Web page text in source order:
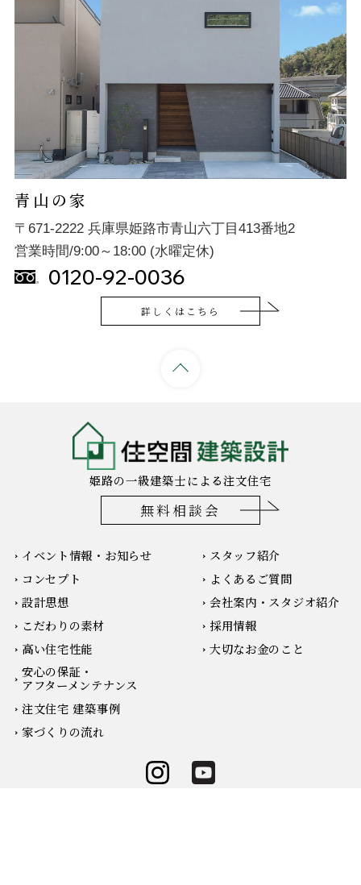
青山の家
〒671-2222 兵庫県姫路市青山六丁目413番地2
営業時間/9:00～18:00 (水曜定休)
0120-92-0036
詳しくはこちら
姫路の一級建築士による注文住宅
無料相談会
イベント情報・お知らせ
コンセプト
設計思想
こだわりの素材
高い住宅性能
安心の保証・
アフターメンテナンス
注文住宅 建築事例
家づくりの流れ
スタッフ紹介
よくあるご質問
会社案内・スタジオ紹介
採用情報
大切なお金のこと
無料相談会の予約 お電話はこちらから